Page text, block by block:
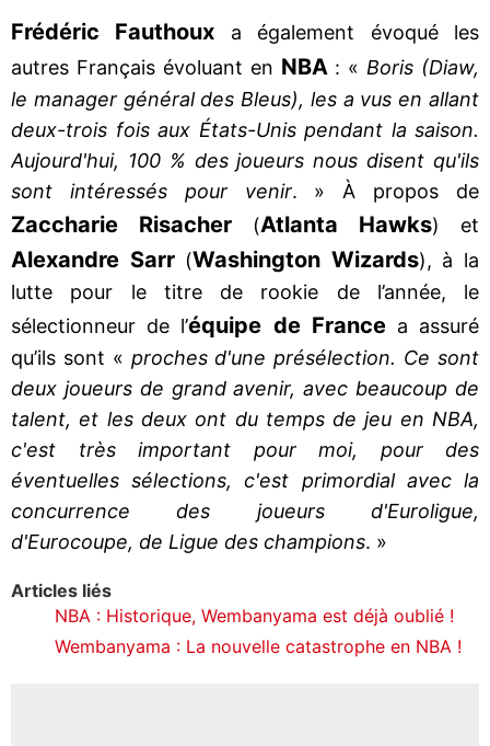
Frédéric Fauthoux a également évoqué les
autres Français évoluant en NBA : « Boris (Diaw,
le manager général des Bleus), les a vus en allant
deux-trois fois aux États-Unis pendant la saison.
Aujourd'hui, 100 % des joueurs nous disent qu'ils
sont intéressés pour venir. » À propos de
Zaccharie Risacher (Atlanta Hawks) et
Alexandre Sarr(Washington Wizards), à la
lutte pour le titre de rookie de l’année, le
sélectionneur de l’équipe de Francea assuré
qu’ils sont « proches d'une présélection. Ce sont
deux joueurs de grand avenir, avec beaucoup de
talent, et les deux ont du temps de jeu en NBA,
c'est très important pour moi, pour des
éventuelles sélections, c'est primordial avec la
concurrence des joueurs d'Euroligue,
d'Eurocoupe, de Ligue des champions. »
Articles liés
NBA : Historique, Wembanyama est déjà oublié !
Wembanyama : La nouvelle catastrophe en NBA !